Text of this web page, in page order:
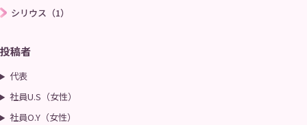
シリウス（1）
投稿者
代表
社員U.S（女性）
社員O.Y（女性）